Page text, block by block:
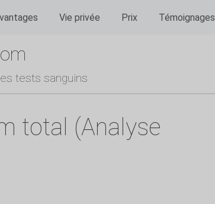
Vie privée Prix Témoignages
tests sanguins
total (Analyse